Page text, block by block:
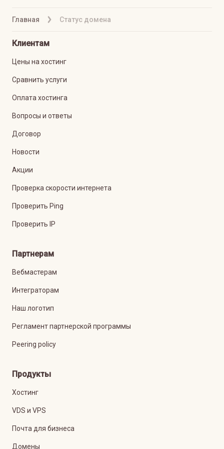
Главная Статус домена
Клиентам
Цены на хостинг
Сравнить услуги
Оплата хостинга
Вопросы и ответы
Договор
Новости
Акции
Проверка скорости интернета
Проверить Ping
Проверить IP
Партнерам
Вебмастерам
Интеграторам
Наш логотип
Регламент партнерской программы
Peering policy
Продукты
Хостинг
VDS и VPS
Почта для бизнеса
Домены